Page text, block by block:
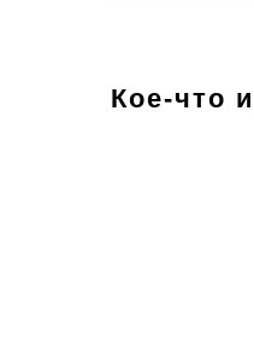
Кое-что